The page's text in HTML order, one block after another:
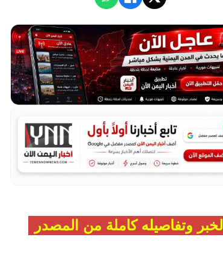
الخبر وتفاصيله كاملة من المصدر